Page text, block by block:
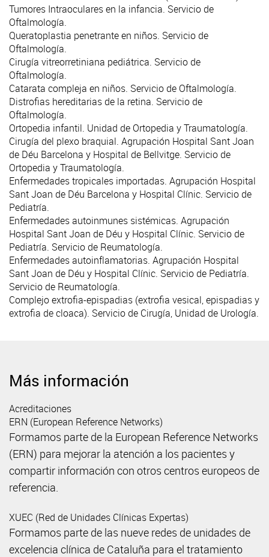
Tumores Intraoculares en la infancia. Servicio de
Oftalmología.
Queratoplastia penetrante en niños. Servicio de
Oftalmología.
Cirugía vitreorretiniana pediátrica. Servicio de
Oftalmología.
Catarata compleja en niños. Servicio de Oftalmología.
Distrofias hereditarias de la retina. Servicio de
Oftalmología.
Ortopedia infantil. Unidad de Ortopedia yTraumatología.
Cirugía del plexo braquial. Agrupación Hospital Sant Joan
de Déu Barcelona y Hospital de Bellvitge. Servicio de
Ortopedia y Traumatología.
Enfermedades tropicales importadas. Agrupación Hospital
Sant Joan de Déu Barcelona y Hospital Clínic. Servicio de
Pediatría.
Enfermedades autoinmunes sistémicas. Agrupación
Hospital Sant Joan de Déu y Hospital Clínic. Servicio de
Pediatría. Servicio de Reumatología.
Enfermedades autoinflamatorias. Agrupación Hospital
Sant Joan de Déu y Hospital Clínic. Servicio de Pediatría.
Servicio de Reumatología.
Complejo extrofia-epispadias (extrofia vesical, epispadias y
extrofia de cloaca). Servicio de Cirugía, Unidad de Urología.
Más información
Acreditaciones
ERN (European Reference Networks)
Formamos parte de la European Reference Networks
(ERN) para mejorar la atención a los pacientes y
compartir información con otros centros europeos de
referencia.
XUEC (Red de Unidades Clínicas Expertas)
Formamos parte de las nueve redes de unidades de
excelencia clínica de Cataluña para el tratamiento